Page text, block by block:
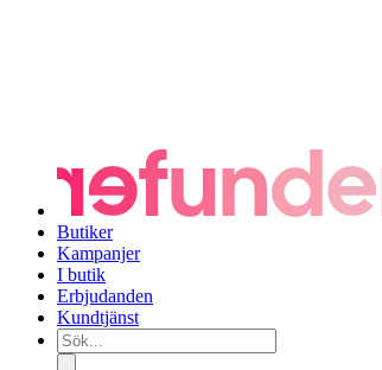
Butiker
Kampanjer
I butik
Erbjudanden
Kundtjänst
Sök...